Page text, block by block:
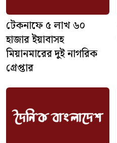
টেকনাফে ৫ লাখ ৬০
হাজার ইয়াবাসহ
মিয়ানমারের দুই নাগরিক
গ্রেপ্তার